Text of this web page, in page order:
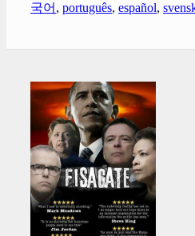
국어 , português, español,